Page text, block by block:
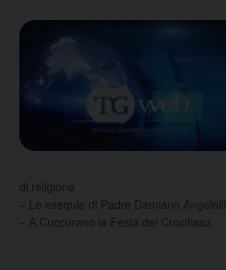
di religione
– Le esequie di Padre Damiano Angelelli
– A Cuccurano la Festa del Crocifisso